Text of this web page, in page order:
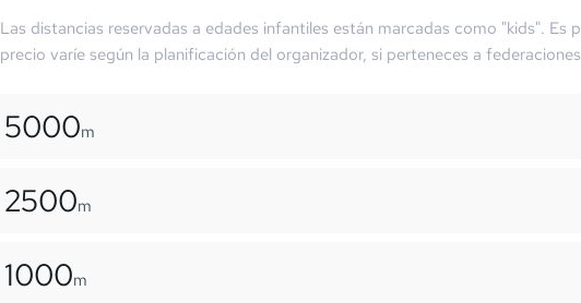
Las distancias reservadas a edades infantiles están marcadas como "kids". Es
precio varíe según la planificación del organizador, si perteneces a
5000m
2500m
1000m